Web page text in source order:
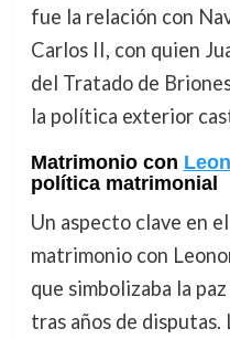
fue la relación con
Carlos II, con quien
del Tratado de
la política exterior
Matrimonio con
política matrimonial
Un aspecto clave en
matrimonio con
que simbolizaba la
tras años de disputas.